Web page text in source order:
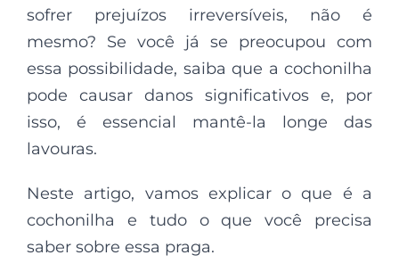
sofrer prejuízos irreversíveis, não é
mesmo? Se você já se preocupou com
essa possibilidade, saiba que a cochonilha
pode causar danos significativos e, por
isso, é essencial mantê-la longe das
lavouras.
Neste artigo, vamos explicar o que é a
cochonilha e tudo o que você precisa
saber sobre essa praga.